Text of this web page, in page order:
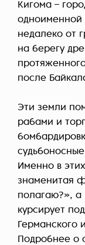
Кигома –
одноименной
недалеко от
на берегу
после
Эти земли
рабами и
Именно в
знаменитая
полагаю?», а
курсирует
Подробнее о